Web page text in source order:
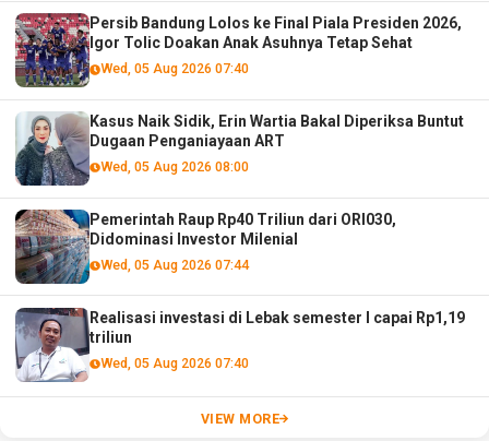
Persib Bandung Lolos ke Final Piala Presiden 2026,
Igor Tolic Doakan Anak Asuhnya Tetap Sehat
Wed, 05 Aug 2026 07:40
Kasus Naik Sidik, Erin Wartia Bakal Diperiksa Buntut
Dugaan Penganiayaan ART
Wed, 05 Aug 2026 08:00
Pemerintah Raup Rp40 Triliun dari ORI030,
Didominasi Investor Milenial
Wed, 05 Aug 2026 07:44
Realisasi investasi di Lebak semester I capai Rp1,19
triliun
Wed, 05 Aug 2026 07:40
VIEW MORE